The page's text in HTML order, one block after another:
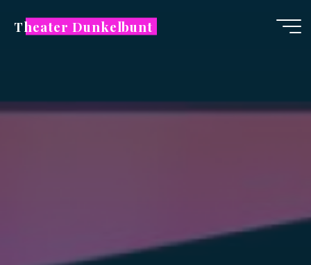
InhaltTheater Dunkelbunt